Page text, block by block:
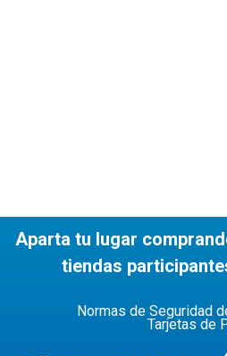
Aparta tu lugar
tiendas
Normas de Seguridad
Tarjetas de